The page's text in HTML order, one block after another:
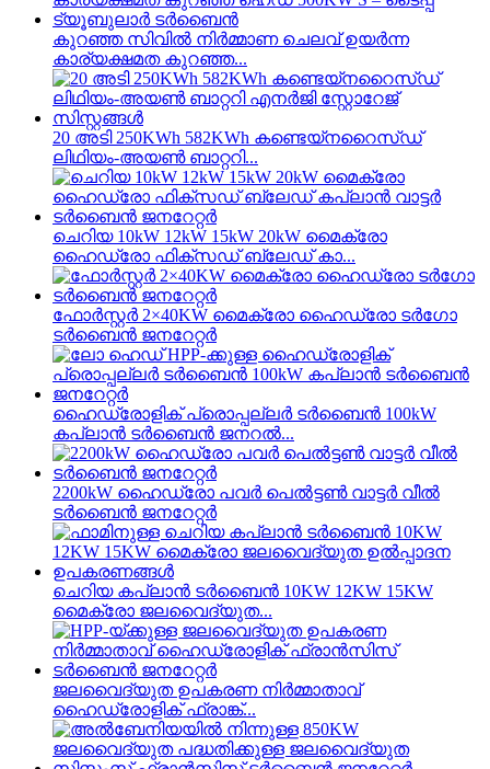
കുറഞ്ഞ സിവിൽ നിർമ്മാണ ചെലവ് ഉയർന്ന
കാര്യക്ഷമത കുറഞ്ഞ...
20 അടി 250KWh 582KWh കണ്ടെയ്നറൈസ്ഡ്
ലിഥിയം-അയൺ ബാറ്ററി...
ചെറിയ 10kW 12kW 15kW 20kW മൈക്രോ
ഹൈഡ്രോ ഫിക്സഡ് ബ്ലേഡ് കാ...
ഫോർസ്റ്റർ 2×40KW മൈക്രോ ഹൈഡ്രോ ടർഗോ
ടർബൈൻ ജനറേറ്റർ
ഹൈഡ്രോളിക് പ്രൊപ്പല്ലർ ടർബൈൻ 100kW
കപ്ലാൻ ടർബൈൻ ജനറൽ...
2200kW ഹൈഡ്രോ പവർ പെൽട്ടൺ വാട്ടർ വീൽ
ടർബൈൻ ജനറേറ്റർ
ചെറിയ കപ്ലാൻ ടർബൈൻ 10KW 12KW 15KW
മൈക്രോ ജലവൈദ്യുത...
ജലവൈദ്യുത ഉപകരണ നിർമ്മാതാവ്
ഹൈഡ്രോളിക് ഫ്രാങ്ക്...